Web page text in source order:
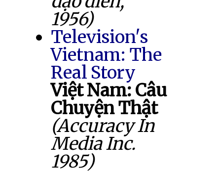
1956)
Television's
Vietnam: The
Real Story
Việt Nam: Câu
Chuyện Thật
(Accuracy In
Media Inc.
1985)